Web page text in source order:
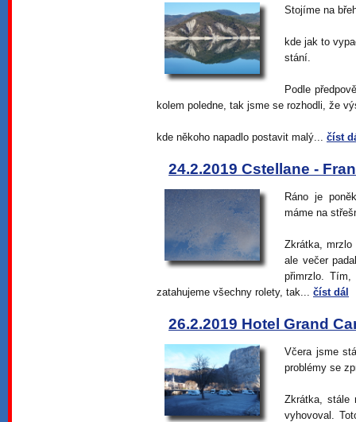
Stojíme na
kde jak to
stání.
Podle
kolem poledne, tak jsme se rozhodli, že
kde někoho napadlo postavit malý... číst
24.2.2019 Cstellane -
Ráno je
máme na
Zkrátka,
ale večer
přimrzlo.
zatahujeme všechny rolety, tak... číst dál
26.2.2019 Hotel Grand
Včera jsme
problémy se
Zkrátka, stále
vyhovoval.